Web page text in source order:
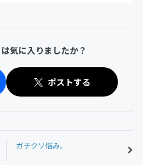
気に入りましたか？
ポストする
ガチクソ悩み。